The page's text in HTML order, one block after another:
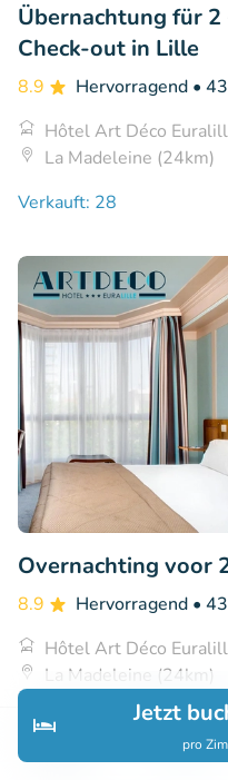
Suchen
Jetzt
pro
Übernachtung für
Check-out in Lille
8.9 Hervorragend •
Hôtel Art Déco
La Madeleine (24km)
Verkauft: 28
Overnachting voor
8.9 Hervorragend •
Hôtel Art Déco
La Madeleine (24km)
Verkauft: 300